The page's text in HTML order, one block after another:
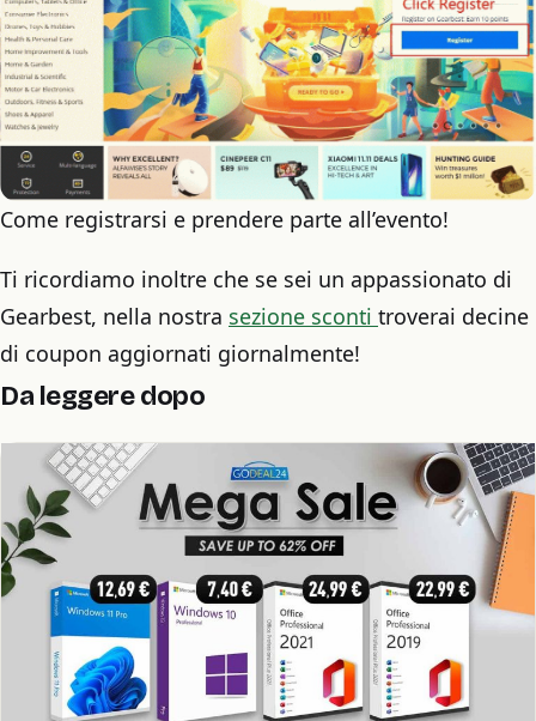
Come registrarsi e prendere parte all’evento!
Ti ricordiamo inoltre che se sei un appassionato di
Gearbest, nella nostra sezione sconti troverai decine
di coupon aggiornati giornalmente!
Da leggere dopo